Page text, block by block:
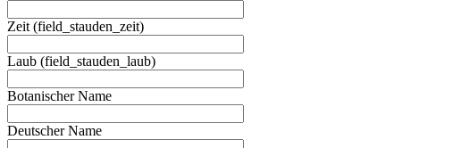
Zeit (field_stauden_zeit)
Laub (field_stauden_laub)
Botanischer Name
Deutscher Name